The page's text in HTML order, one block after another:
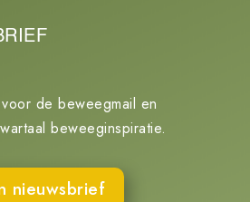
de beweegmail en
beweeginspiratie.
nieuwsbrief